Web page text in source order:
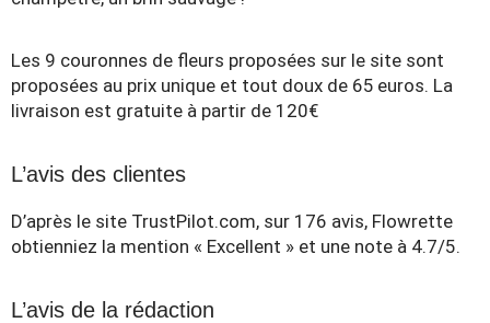
Les 9 couronnes de fleurs proposées sur le site sont
proposées au prix unique et tout doux de 65 euros. La
livraison est gratuite à partir de 120€
L’avis des clientes
D’après le site TrustPilot.com, sur 176 avis, Flowrette
obtienniez la mention « Excellent » et une note à 4.7/5.
L’avis de la rédaction